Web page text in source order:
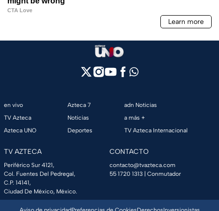
en vivo
TV Azteca
Azteca UNO
Azteca 7
Noticias
Deportes
adn Noticias
a más +
TV Azteca Internacional
TV AZTECA
Periférico Sur 4121,
Col. Fuentes Del Pedregal,
C.P. 14141,
Ciudad De México, México.
CONTACTO
contacto@tvazteca.com
55 1720 1313 | Conmutador